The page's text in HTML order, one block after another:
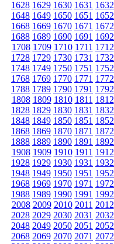
1628 1629 1630 1631 1632
1648 1649 1650 1651 1652
1668 1669 1670 1671 1672
1688 1689 1690 1691 1692
1708 1709 1710 1711 1712
1728 1729 1730 1731 1732
1748 1749 1750 1751 1752
1768 1769 1770 1771 1772
1788 1789 1790 1791 1792
1808 1809 1810 1811 1812
1828 1829 1830 1831 1832
1848 1849 1850 1851 1852
1868 1869 1870 1871 1872
1888 1889 1890 1891 1892
1908 1909 1910 1911 1912
1928 1929 1930 1931 1932
1948 1949 1950 1951 1952
1968 1969 1970 1971 1972
1988 1989 1990 1991 1992
2008 2009 2010 2011 2012
2028 2029 2030 2031 2032
2048 2049 2050 2051 2052
2068 2069 2070 2071 2072